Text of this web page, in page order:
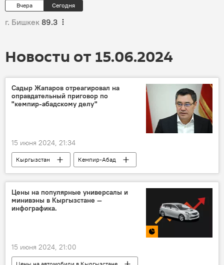
Вчера Сегодня
г. Бишкек 89.3
Новости от 15.06.2024
Садыр Жапаров отреагировал на
оправдательный приговор по
"кемпир-абадскому делу"
15 июня 2024, 21:34
Кыргызстан
Кемпир-Абад
Кемпир-Абадское водохранилище
Садыр Жапаров
Первомайский районный суд
Цены на популярные универсалы и
минивэны в Кыргызстане —
инфографика.
15 июня 2024, 21:00